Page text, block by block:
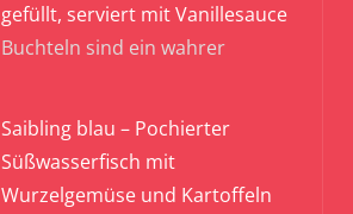
gefüllt, serviert mit Vanillesauce
Buchteln sind ein wahrer
Saibling blau – Pochierter
Süßwasserfisch mit
Wurzelgemüse und Kartoffeln